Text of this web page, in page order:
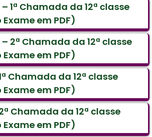
1ª Chamada da 12ª classe
em PDF)
– 2ª Chamada da 12ª classe
em PDF)
Chamada da 12ª classe
em PDF)
Chamada da 12ª classe
em PDF)